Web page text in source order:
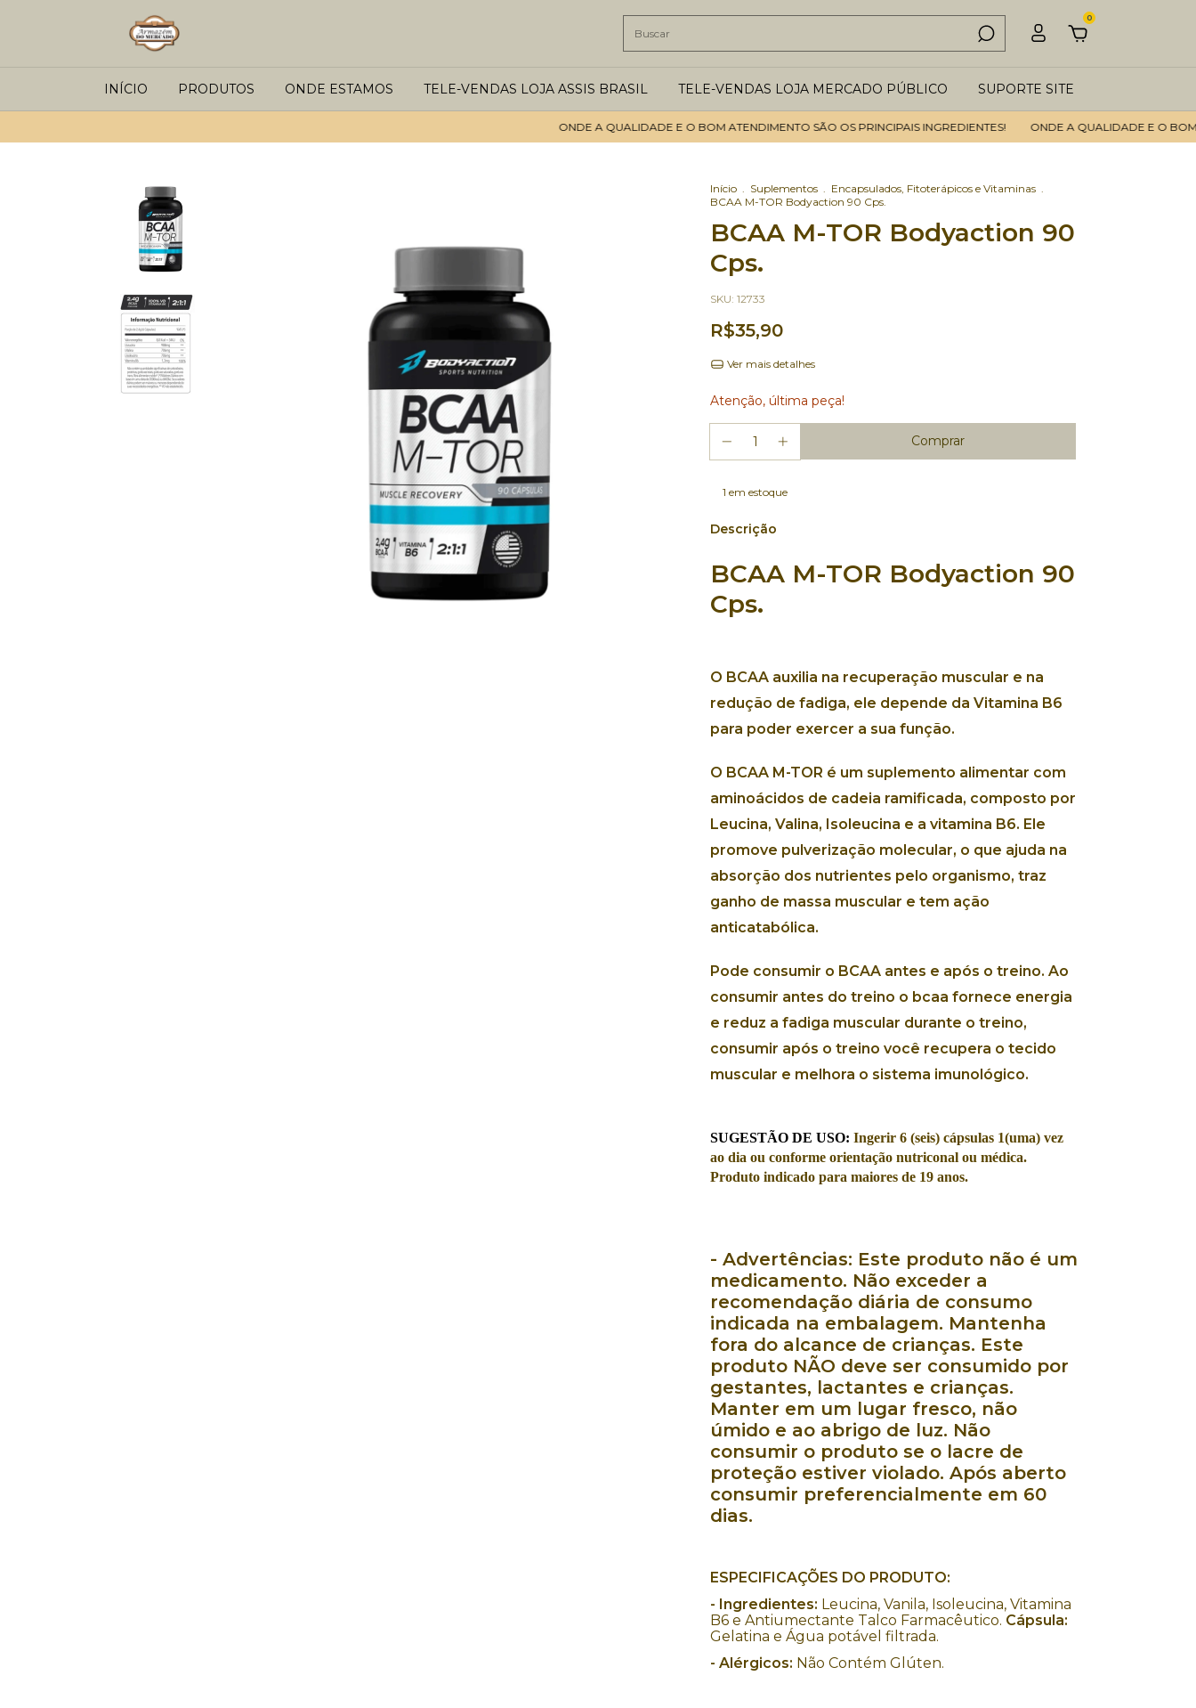
0
INÍCIO PRODUTOS ONDE ESTAMOS TELE-VENDAS LOJA ASSIS BRASIL TELE-VENDAS LOJA MERCADO PÚBLICO SUPORTE SITE
ONDE A QUALIDADE E O BOM ATENDIMENTO SÃO OS PRINCIPAIS INGREDIENTES! ONDE A QUALIDADE E O BOM
Início . Suplementos . Encapsulados, Fitoterápicos e Vitaminas .
BCAA M-TOR Bodyaction 90 Cps.
BCAA M-TOR Bodyaction 90
Cps.
SKU: 12733
R$35,90
Ver mais detalhes
Atenção, última peça!
1 em estoque
Descrição
BCAA M-TOR Bodyaction 90
Cps.
O BCAA auxilia na recuperação muscular e na
redução de fadiga, ele depende da Vitamina B6
para poder exercer a sua função.
O BCAA M-TOR é um suplemento alimentar com
aminoácidos de cadeia ramificada, composto por
Leucina, Valina, Isoleucina e a vitamina B6. Ele
promove pulverização molecular, o que ajuda na
absorção dos nutrientes pelo organismo, traz
ganho de massa muscular e tem ação
anticatabólica.
Pode consumir o BCAA antes e após o treino. Ao
consumir antes do treino o bcaa fornece energia
e reduz a fadiga muscular durante o treino,
consumir após o treino você recupera o tecido
muscular e melhora o sistema imunológico.
SUGESTÃO DE USO: Ingerir 6 (seis) cápsulas 1(uma) vez
ao dia ou conforme orientação nutriconal ou médica.
Produto indicado para maiores de 19 anos.
- Advertências: Este produto não é um
medicamento. Não exceder a
recomendação diária de consumo
indicada na embalagem. Mantenha
fora do alcance de crianças. Este
produto NÃO deve ser consumido por
gestantes, lactantes e crianças.
Manter em um lugar fresco, não
úmido e ao abrigo de luz. Não
consumir o produto se o lacre de
proteção estiver violado. Após aberto
consumir preferencialmente em 60
dias.
ESPECIFICAÇÕES DO PRODUTO:
- Ingredientes: Leucina, Vanila, Isoleucina, Vitamina
B6 e Antiumectante Talco Farmacêutico. Cápsula:
Gelatina e Água potável filtrada.
- Alérgicos: Não Contém Glúten.